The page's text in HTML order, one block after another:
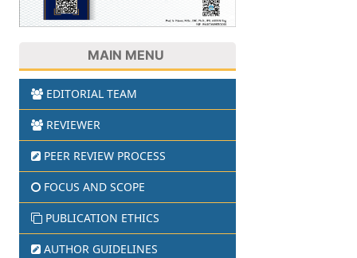
MAIN MENU
EDITORIAL TEAM
REVIEWER
PEER REVIEW PROCESS
FOCUS AND SCOPE
PUBLICATION ETHICS
AUTHOR GUIDELINES